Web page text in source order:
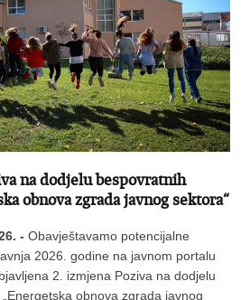
na dodjelu bespovratnih
obnova zgrada javnog sektora“
-Obavještavamo potencijalne
2026. godine na javnom portalu
2. izmjena Poziva na dodjelu
obnova zgrada javnog